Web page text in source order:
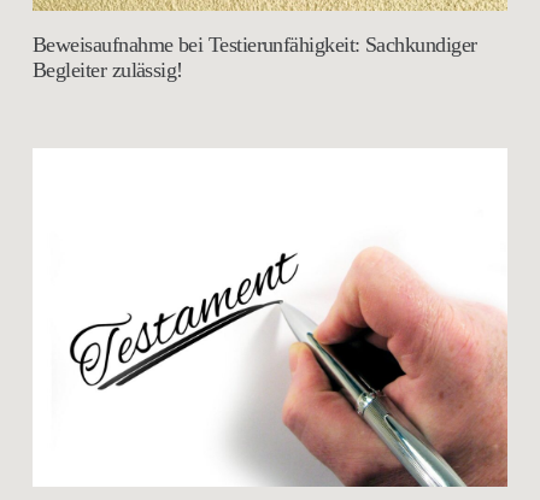
Beweisaufnahme bei Testierunfähigkeit: Sachkundiger
Begleiter zulässig!